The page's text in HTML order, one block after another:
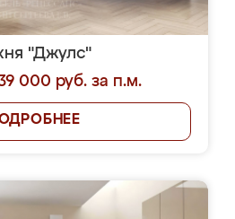
"Джулс"
000 руб. за п.м.